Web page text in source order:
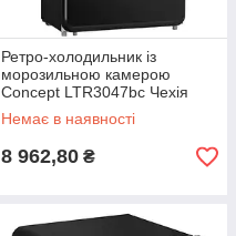
Ретро-холодильник із
морозильною камерою
Concept LTR3047bc Чехія
Немає в наявності
8 962,80 ₴